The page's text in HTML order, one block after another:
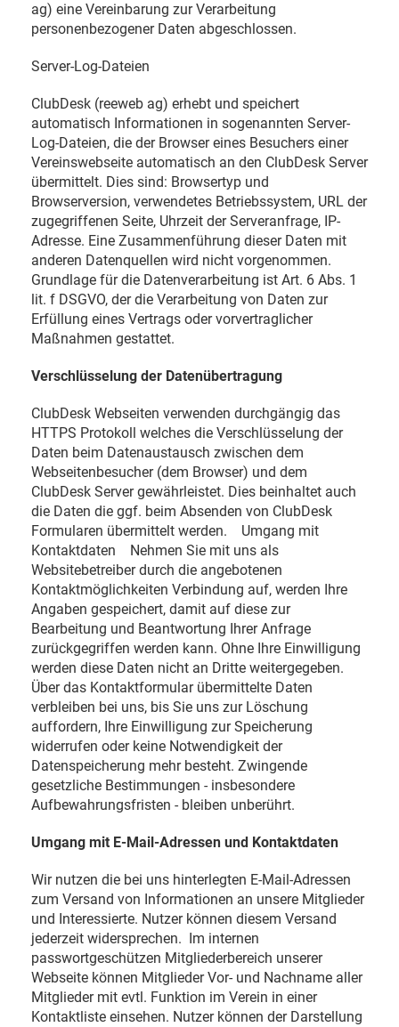
ag) eine Vereinbarung zur Verarbeitung
personenbezogener Daten abgeschlossen.
Server-Log-Dateien
ClubDesk (reeweb ag) erhebt und speichert
automatisch Informationen in sogenannten Server-
Log-Dateien, die der Browser eines Besuchers einer
Vereinswebseite automatisch an den ClubDesk Server
übermittelt. Dies sind: Browsertyp und
Browserversion, verwendetes Betriebssystem, URL der
zugegriffenen Seite, Uhrzeit der Serveranfrage, IP-
Adresse. Eine Zusammenführung dieser Daten mit
anderen Datenquellen wird nicht vorgenommen.
Grundlage für die Datenverarbeitung ist Art. 6 Abs. 1
lit. f DSGVO, der die Verarbeitung von Daten zur
Erfüllung eines Vertrags oder vorvertraglicher
Maßnahmen gestattet.
Verschlüsselung der Datenübertragung
ClubDesk Webseiten verwenden durchgängig das
HTTPS Protokoll welches die Verschlüsselung der
Daten beim Datenaustausch zwischen dem
Webseitenbesucher (dem Browser) und dem
ClubDesk Server gewährleistet. Dies beinhaltet auch
die Daten die ggf. beim Absenden von ClubDesk
Formularen übermittelt werden. Umgang mit
Kontaktdaten Nehmen Sie mit uns als
Websitebetreiber durch die angebotenen
Kontaktmöglichkeiten Verbindung auf, werden Ihre
Angaben gespeichert, damit auf diese zur
Bearbeitung und Beantwortung Ihrer Anfrage
zurückgegriffen werden kann. Ohne Ihre Einwilligung
werden diese Daten nicht an Dritte weitergegeben.
Über das Kontaktformular übermittelte Daten
verbleiben bei uns, bis Sie uns zur Löschung
auffordern, Ihre Einwilligung zur Speicherung
widerrufen oder keine Notwendigkeit der
Datenspeicherung mehr besteht. Zwingende
gesetzliche Bestimmungen - insbesondere
Aufbewahrungsfristen - bleiben unberührt.
Umgang mit E-Mail-Adressen und Kontaktdaten
Wir nutzen die bei uns hinterlegten E-Mail-Adressen
zum Versand von Informationen an unsere Mitglieder
und Interessierte. Nutzer können diesem Versand
jederzeit widersprechen. Im internen
passwortgeschützen Mitgliederbereich unserer
Webseite können Mitglieder Vor- und Nachname aller
Mitglieder mit evtl. Funktion im Verein in einer
Kontaktliste einsehen. Nutzer können der Darstellung